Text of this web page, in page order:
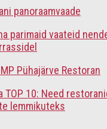
parimaid vaateid
TOP 10: Need
lemmikuteks